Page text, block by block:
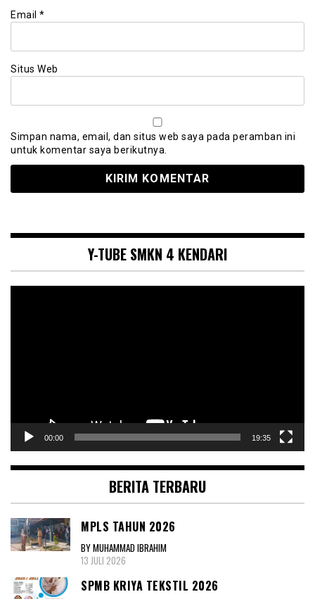
Email *
Situs Web
Simpan nama, email, dan situs web saya pada peramban ini
untuk komentar saya berikutnya.
Y-TUBE SMKN 4 KENDARI
00:00 19:35
BERITA TERBARU
MPLS TAHUN 2026
BY MUHAMMAD IBRAHIM
13 JULI 2026
SPMB KRIYA TEKSTIL 2026